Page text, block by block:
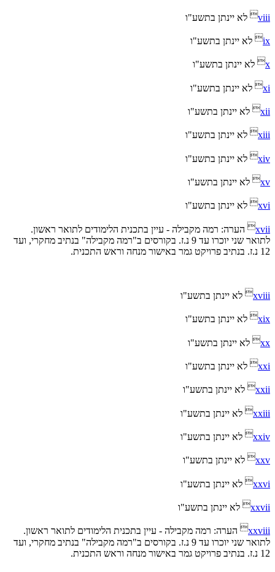
viii
 לא יינתן בתשע"ו
ix
 לא יינתן בתשע"ו
x
 לא יינתן בתשע"ו
xi
 לא יינתן בתשע"ו
xii
 לא יינתן בתשע"ו
xiii
 לא יינתן בתשע"ו
xiv
 לא יינתן בתשע"ו
xv
 לא יינתן בתשע"ו
xvi
 לא יינתן בתשע"ו
xvii
 הערה: רמה מקבילה - עיין בתכנית הלימודים לתואר ראשון.
לתואר שני יוכרו עד 9 נ.ז. בקורסים ב"רמה מקבילה" בנתיב מחקרי, ועד
12 נ.ז. בנתיב פרויקט גמר באישור מנחה וראש התכנית.
xviii
 לא יינתן בתשע"ו
xix
 לא יינתן בתשע"ו
xx
 לא יינתן בתשע"ו
xxi
 לא יינתן בתשע"ו
xxii
 לא יינתן בתשע"ו
xxiii
 לא יינתן בתשע"ו
xxiv
 לא יינתן בתשע"ו
xxv
 לא יינתן בתשע"ו
xxvi
 לא יינתן בתשע"ו
xxvii
 לא יינתן בתשע"ו
xxviii
 הערה: רמה מקבילה - עיין בתכנית הלימודים לתואר ראשון.
לתואר שני יוכרו עד 9 נ.ז. בקורסים ב"רמה מקבילה" בנתיב מחקרי, ועד
12 נ.ז. בנתיב פרויקט גמר באישור מנחה וראש התכנית.